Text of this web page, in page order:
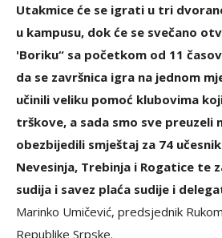
Utakmice će se igrati u tri
u kampusu, dok će se svečano
'Boriku“ sa početkom od 11
da se završnica igra na jednom
učinili veliku pomoć klubovima
trškove, a sada smo sve preuzeli
obezbijedili smještaj za 74
Nevesinja, Trebinja i Rogatice te
sudija i savez plaća sudije i
Marinko Umičević, predsjednik
Republike Srpske.